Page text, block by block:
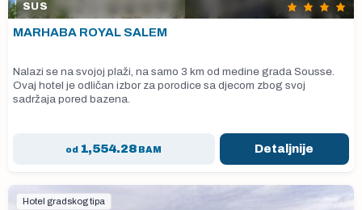
SUS
MARHABA ROYAL SALEM
Nalazi se na svojoj plaži, na samo 3 km od medine grada Sousse.
Ovaj hotel je odličan izbor za porodice sa djecom zbog svoj
sadržaja pored bazena.
od 1,554.28 BAM Detaljnije
Hotel gradskog tipa